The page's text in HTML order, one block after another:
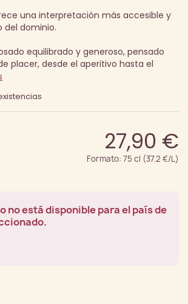
una interpretación más accesible y
del dominio.
equilibrado y generoso, pensado
placer, desde el aperitivo hasta el
27,90 €
Formato: 75 cl (37.2 €/L)
no está disponible para el país de